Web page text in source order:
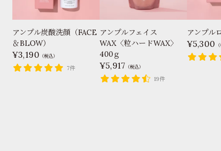
アンプル炭酸洗顔（FACE
＆BLOW）
3,190 （税込）
7件
アンプルフェイス
WAX〈粒ハードWAX〉
400ｇ
5,917 （税込）
19件
アンプル
5,300